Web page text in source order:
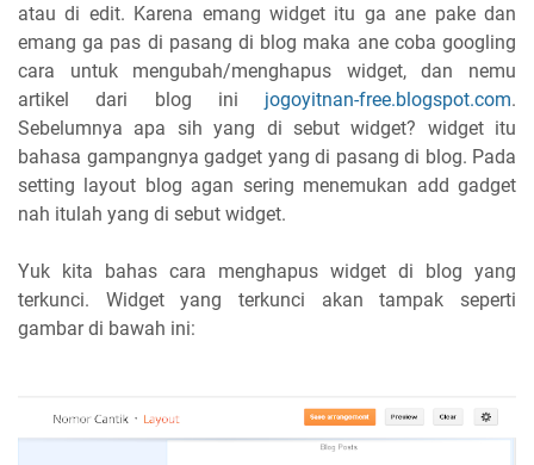
atau di edit. Karena emang widget itu ga ane pake dan
emang ga pas di pasang di blog maka ane coba googling
cara untuk mengubah/menghapus widget, dan nemu
artikel dari blog ini jogoyitnan-free.blogspot.com.
Sebelumnya apa sih yang di sebut widget? widget itu
bahasa gampangnya gadget yang di pasang di blog. Pada
setting layout blog agan sering menemukan add gadget
nah itulah yang di sebut widget.
Yuk kita bahas cara menghapus widget di blog yang
terkunci. Widget yang terkunci akan tampak seperti
gambar di bawah ini: